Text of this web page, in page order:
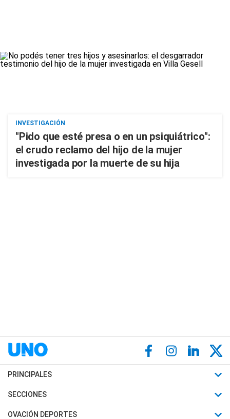
INVESTIGACIÓN
"Pido que esté presa o en un psiquiátrico":
el crudo reclamo del hijo de la mujer
investigada por la muerte de su hija
PRINCIPALES
Últimas Noticias
Política
SECCIONES
Horóscopo
OVACIÓN DEPORTES